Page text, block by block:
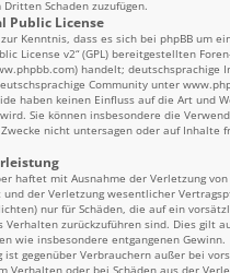
Schaden zuzufügen.
Public License
Kenntnis, dass es sich bei phpBB um
License v2“ (GPL) bereitgestellten
) handelt; deutschsprachige
Community unter
haben keinen Einfluss auf die Art und
Sie können insbesondere die
nicht untersagen oder auf Inhalte
haftet mit Ausnahme der Verletzung
und der Verletzung wesentlicher
nur für Schäden, die auf ein
Verhalten zurückzuführen sind. Dies gilt
wie insbesondere entgangenen Gewinn.
ist gegenüber Verbrauchern außer bei
Verhalten oder bei Schäden aus der